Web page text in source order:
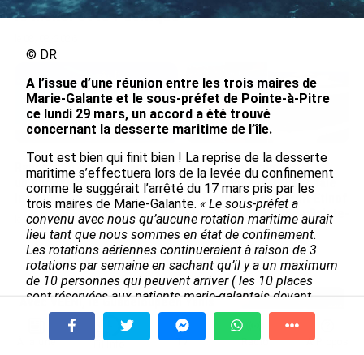
le nickel et le Pacifique
Rapport 2025 de l’Ifremer :
un engagement décisif dans
les Outre-mer
le 07/08/2026
De Messi à Trump :
l’expérience internationale
du Martiniquais Benoît Etinof
au service du Karibea Sainte-
Luce en Martinique
le 07/08/2026
Avec VEENI, le Guadeloupéen Yanis
Foy entend participer au
développement tourist...
À la une Tv Radio A Propos
© DR
A l’issue d’une réunion entre les trois maires de
Marie-Galante et le sous-préfet de Pointe-à-Pitre
ce lundi 29 mars, un accord a été trouvé
concernant la desserte maritime de l’île.
Tout est bien qui finit bien ! La reprise de la desserte
maritime s’effectuera lors de la levée du confinement
comme le suggérait l’arrêté du 17 mars pris par les
trois maires de Marie-Galante. « Le sous-préfet a
convenu avec nous qu’aucune rotation maritime aurait
lieu tant que nous sommes en état de confinement.
Les rotations aériennes continueraient à raison de 3
rotations par semaine en sachant qu’il y a un maximum
de 10 personnes qui peuvent arriver ( les 10 places
sont réservées aux patients marie-galantais devant
suivre des soins au CHU de Pointe-à-Pitre, ndlr). C’est
quand même autre chose de ramener 100 personnes 3
fois par jour plutôt que 10 personnes trois fois par